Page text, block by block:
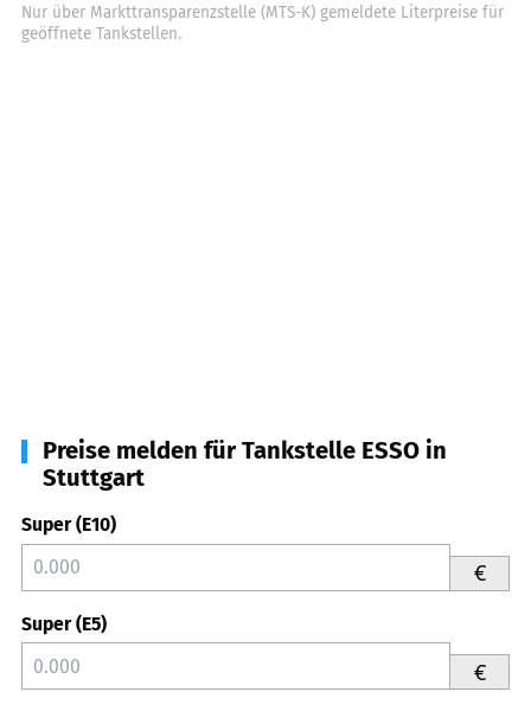
Nur über Markttransparenzstelle (MTS-K) gemeldete Literpreise für
geöffnete Tankstellen.
Preise melden für Tankstelle ESSO in
Stuttgart
Super (E10)
€
Super (E5)
€